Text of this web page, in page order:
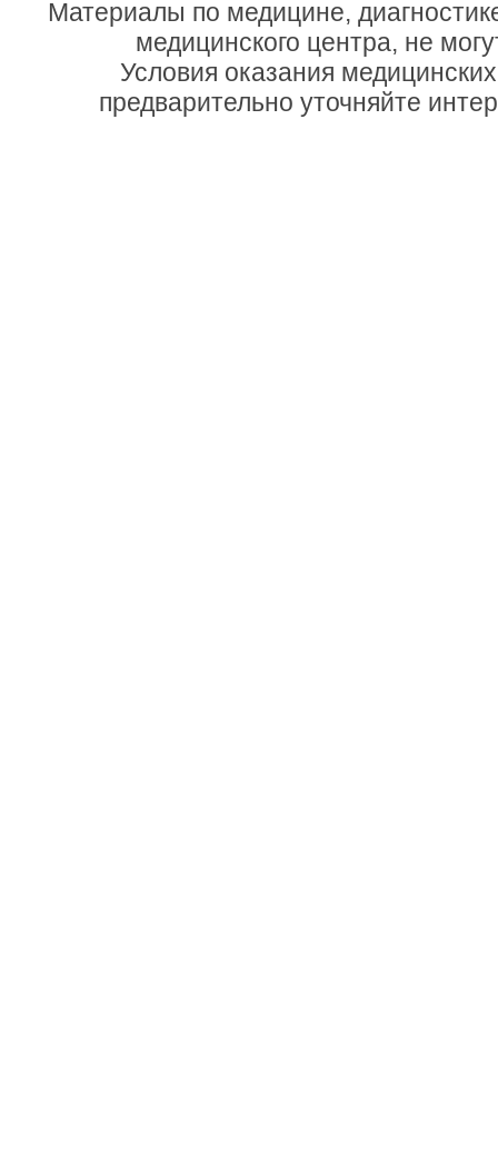
Материалы по медицине,
медицинского центра, не
Условия оказания
предварительно уточняйте